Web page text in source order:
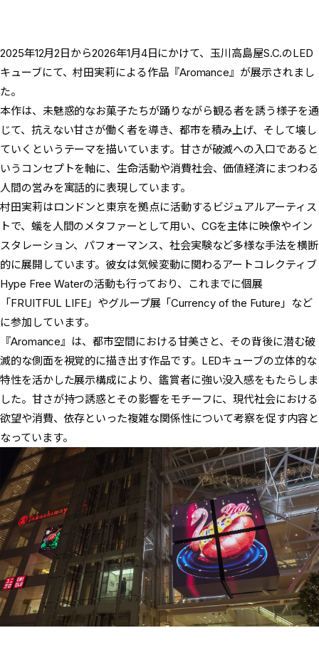
2025年12月2日から2026年1月4日にかけて、玉川高島屋S.C.のLED
キューブにて、村田実莉による作品『Aromance』が展示されまし
た。
本作は、未魅惑的なお菓子たちが踊りながら観る者を誘う様子を通
じて、抗えない甘さが働く者を導き、都市を積み上げ、そして壊し
ていくというテーマを描いています。甘さが破滅への入口であると
いうコンセプトを軸に、生命活動や消費社会、価値経済にまつわる
人間の営みを寓話的に表現しています。
村田実莉はロンドンと東京を拠点に活動するビジュアルアーティス
トで、蟻を人間のメタファーとして用い、CGを主体に映像やイン
スタレーション、パフォーマンス、社会実験など多様な手法を横断
的に展開しています。彼女は気候変動に関わるアートコレクティブ
Hype Free Waterの活動も行っており、これまでに個展
「FRUITFUL LIFE」やグループ展「Currency of the Future」など
に参加しています。
『Aromance』は、都市空間における甘美さと、その背後に潜む破
滅的な側面を視覚的に描き出す作品です。LEDキューブの立体的な
特性を活かした展示構成により、鑑賞者に強い没入感をもたらしま
した。甘さが持つ誘惑とその影響をモチーフに、現代社会における
欲望や消費、依存といった複雑な関係性について考察を促す内容と
なっています。